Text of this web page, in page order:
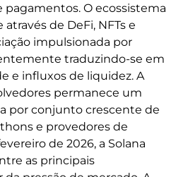
pagamentos. O ecossistema
de DeFi, NFTs e
impulsionada por
traduzindo-se em
e influxos de liquidez. A
permanece um
por conjunto crescente de
e provedores de
de 2026, a Solana
as principais